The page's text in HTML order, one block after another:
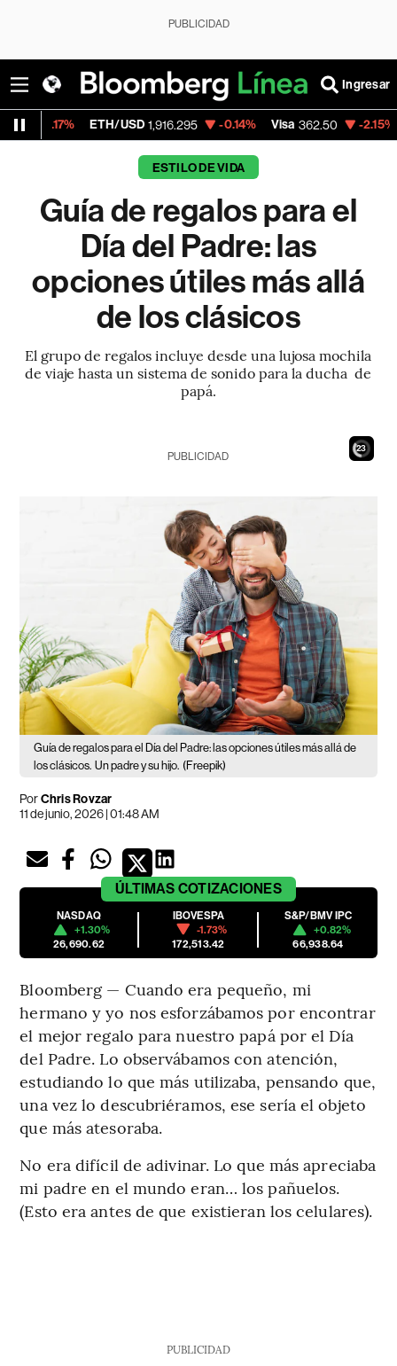
PUBLICIDAD
Ingresar
ETH/USD 1,916.295 -0.14% Visa 362.50 -2.15%
ESTILO DE VIDA
Guía de regalos para el
Día del Padre: las
opciones útiles más allá
de los clásicos
El grupo de regalos incluye desde una lujosa mochila
de viaje hasta un sistema de sonido para la ducha de
papá.
21
PUBLICIDAD
Guía de regalos para el Día del Padre: las opciones útiles más allá de
los clásicos. Un padre y su hijo. (Freepik)
PorChris Rovzar
11 de junio, 2026 | 01:48 AM
ÚLTIMAS COTIZACIONES
NASDAQ
+1.30%
26,690.62
IBOVESPA
-1.73%
172,513.42
S&P/BMV IPC
+0.82%
66,938.64
Bloomberg — Cuando era pequeño, mi
hermano y yo nos esforzábamos por encontrar
el mejor regalo para nuestro papá por el Día
del Padre. Lo observábamos con atención,
estudiando lo que más utilizaba, pensando que,
una vez lo descubriéramos, ese sería el objeto
que más atesoraba.
No era difícil de adivinar. Lo que más apreciaba
mi padre en el mundo eran… los pañuelos.
(Esto era antes de que existieran los celulares).
PUBLICIDAD